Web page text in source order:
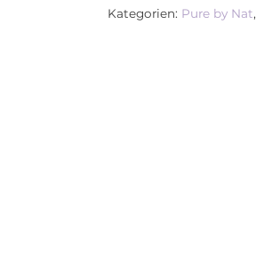
Kategorien: Pure by Nat,